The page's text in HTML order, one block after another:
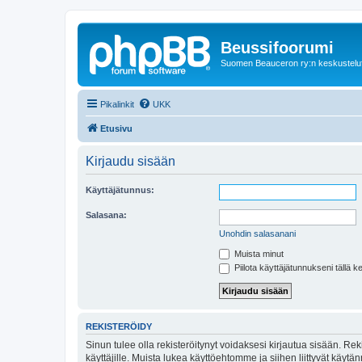
Beussifoorumi
Suomen Beauceron ry:n
Pikalinkit UKK
Etusivu
Kirjaudu sisään
Käyttäjätunnus:
Salasana:
Unohdin salasanani
Muista minut
Piilota käyttäjätunnukseni tällä
REKISTERÖIDY
Sinun tulee olla rekisteröitynyt voidaksesi kirjautua sisään.
käyttäjille. Muista lukea käyttöehtomme ja siihen liittyvät